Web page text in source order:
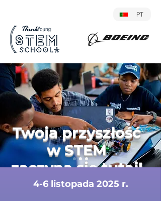
PT
Twoja przyszłość
w STEM
zaczyna się tutaj!
4-6 listopada 2025 r.